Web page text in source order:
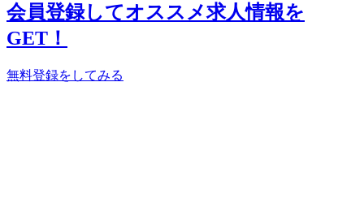
会員登録してオススメ求人情報を
GET！
無料登録をしてみる